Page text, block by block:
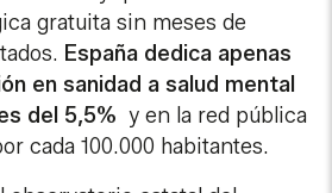
gratuita sin meses de
España dedica apenas
en sanidad a salud mental
del 5,5% y en la red pública
cada 100.000 habitantes.